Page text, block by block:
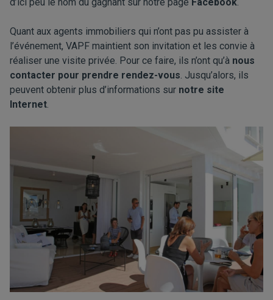
Quant aux agents immobiliers qui n’ont pas pu assister à
l’événement, VAPF maintient son invitation et les convie à
réaliser une visite privée. Pour ce faire, ils n’ont qu’à nous
contacter pour prendre rendez-vous. Jusqu’alors, ils
peuvent obtenir plus d’informations sur notre site
Internet.